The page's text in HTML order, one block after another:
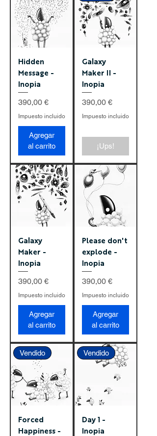
Hidden
Message -
Inopia
Precio
390,00 €
Impuesto incluido
Agregar
al carrito
Galaxy
Maker II -
Inopia
Precio
390,00 €
Impuesto incluido
¡Ups!
Galaxy
Maker -
Inopia
Precio
390,00 €
Impuesto incluido
Agregar
al carrito
Please don't
explode -
Inopia
Precio
390,00 €
Impuesto incluido
Agregar
al carrito
Vendido
Forced
Happiness -
Vendido
Day 1 -
Inopia